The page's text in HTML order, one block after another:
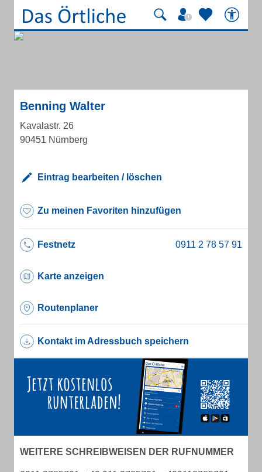
Benning Walter
Kavalastr. 26
90451 Nürnberg
Eintrag bearbeiten / löschen
Zu meinen Favoriten hinzufügen
Festnetz
Karte anzeigen
Routenplaner
Kontakt im Adressbuch speichern
WEITERE SCHREIBWEISEN DER RUFNUMMER